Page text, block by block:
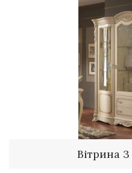
Вітрина 3